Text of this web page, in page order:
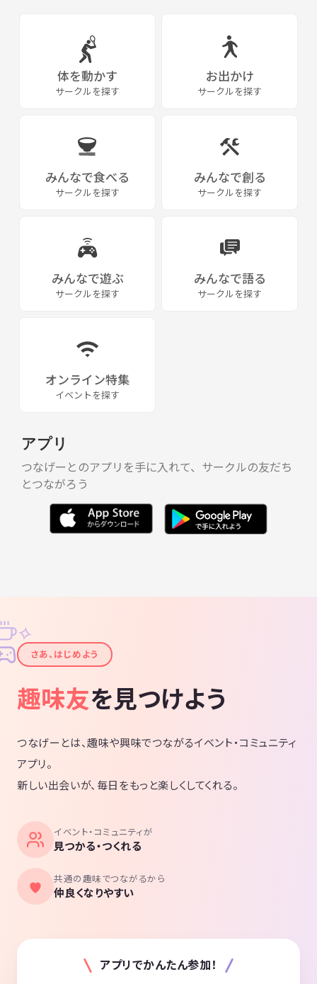
体を動かす
サークルを探す
お出かけ
サークルを探す
みんなで食べる
サークルを探す
みんなで創る
サークルを探す
みんなで遊ぶ
サークルを探す
みんなで語る
サークルを探す
オンライン特集
イベントを探す
アプリ
つなげーとのアプリを手に入れて、サークルの友だち
とつながろう
✦
✧
さあ、はじめよう
趣味友を見つけよう
つなげーとは、趣味や興味でつながるイベント・コミュニティ
アプリ。
新しい出会いが、毎日をもっと楽しくしてくれる。
イベント・コミュニティが
見つかる・つくれる
共通の趣味でつながるから
仲良くなりやすい
アプリでかんたん参加！